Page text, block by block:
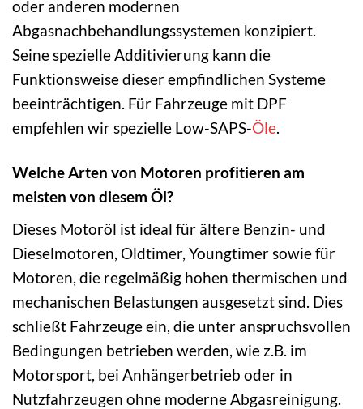
oder anderen modernen
Abgasnachbehandlungssystemen konzipiert.
Seine spezielle Additivierung kann die
Funktionsweise dieser empfindlichen Systeme
beeinträchtigen. Für Fahrzeuge mit DPF
empfehlen wir spezielle Low-SAPS-Öle.
Welche Arten von Motoren profitieren am
meisten von diesem Öl?
Dieses Motoröl ist ideal für ältere Benzin- und
Dieselmotoren, Oldtimer, Youngtimer sowie für
Motoren, die regelmäßig hohen thermischen und
mechanischen Belastungen ausgesetzt sind. Dies
schließt Fahrzeuge ein, die unter anspruchsvollen
Bedingungen betrieben werden, wie z.B. im
Motorsport, bei Anhängerbetrieb oder in
Nutzfahrzeugen ohne moderne Abgasreinigung.